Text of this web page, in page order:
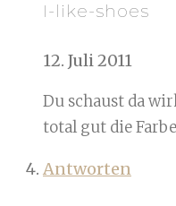
I-like-shoes
12. Juli 2011
Du schaust da
total gut die
Antworten